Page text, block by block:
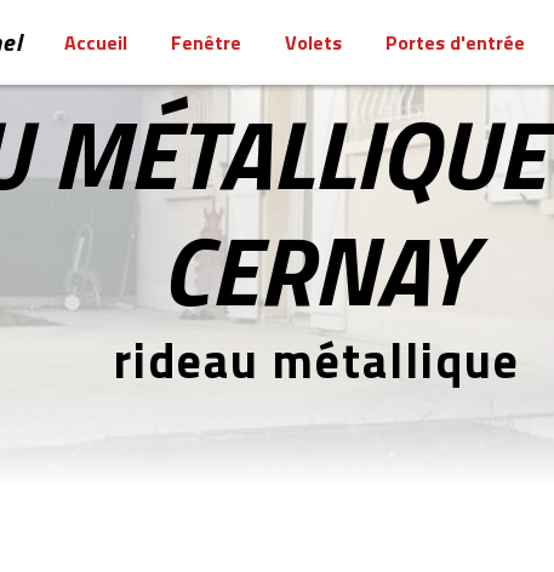
Accueil Fenêtre Volets Portes d'entrée
CERNAY
rideau métallique